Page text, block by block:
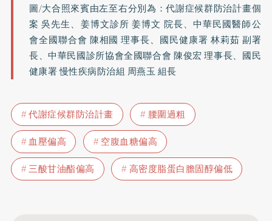
圖/大合照來賓由左至右分別為：代謝症候群防治計畫個
案 吳先生、姜博文診所 姜博文 院長、中華民國醫師公
會全國聯合會 陳相國 理事長、國民健康署 林莉茹 副署
長、中華民國診所協會全國聯合會 陳俊宏 理事長、國民
健康署 慢性疾病防治組 周燕玉 組長
代謝症候群防治計畫
腰圍過粗
血壓偏高
空腹血糖偏高
三酸甘油酯偏高
高密度脂蛋白膽固醇偏低